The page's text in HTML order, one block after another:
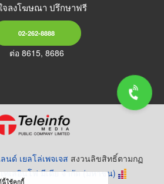
จลงโฆษณา ปรึกษาฟรี
02-262-8888
ต่อ 8615, 8686
นด์ เยลโล่เพจเจส สงวนลิขสิทธิ์ตามกฏ
ทเลอินโฟ มีเดีย จำกัด (มหาชน)
นี้ใช้คุกกี้